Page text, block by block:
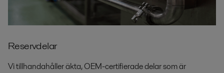
Reservdelar
Vi tillhandahåller äkta, OEM-certifierade delar som är